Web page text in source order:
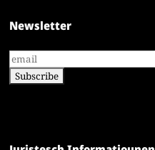
Newsletter